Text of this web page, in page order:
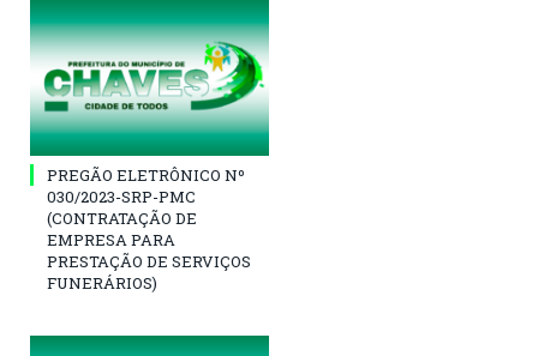
PREGÃO ELETRÔNICO Nº
030/2023-SRP-PMC
(CONTRATAÇÃO DE
EMPRESA PARA
PRESTAÇÃO DE SERVIÇOS
FUNERÁRIOS)